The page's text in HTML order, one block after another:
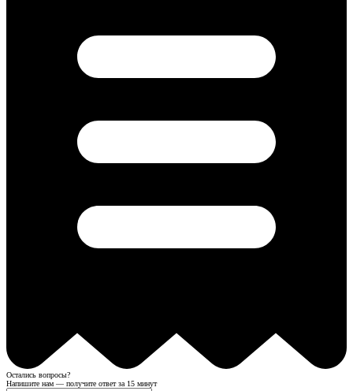
Остались вопросы?
Напишите нам — получите ответ за 15 минут